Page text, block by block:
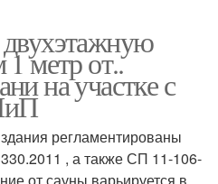
метр от..
на участке с
регламентированы
, а также СП 11-106-